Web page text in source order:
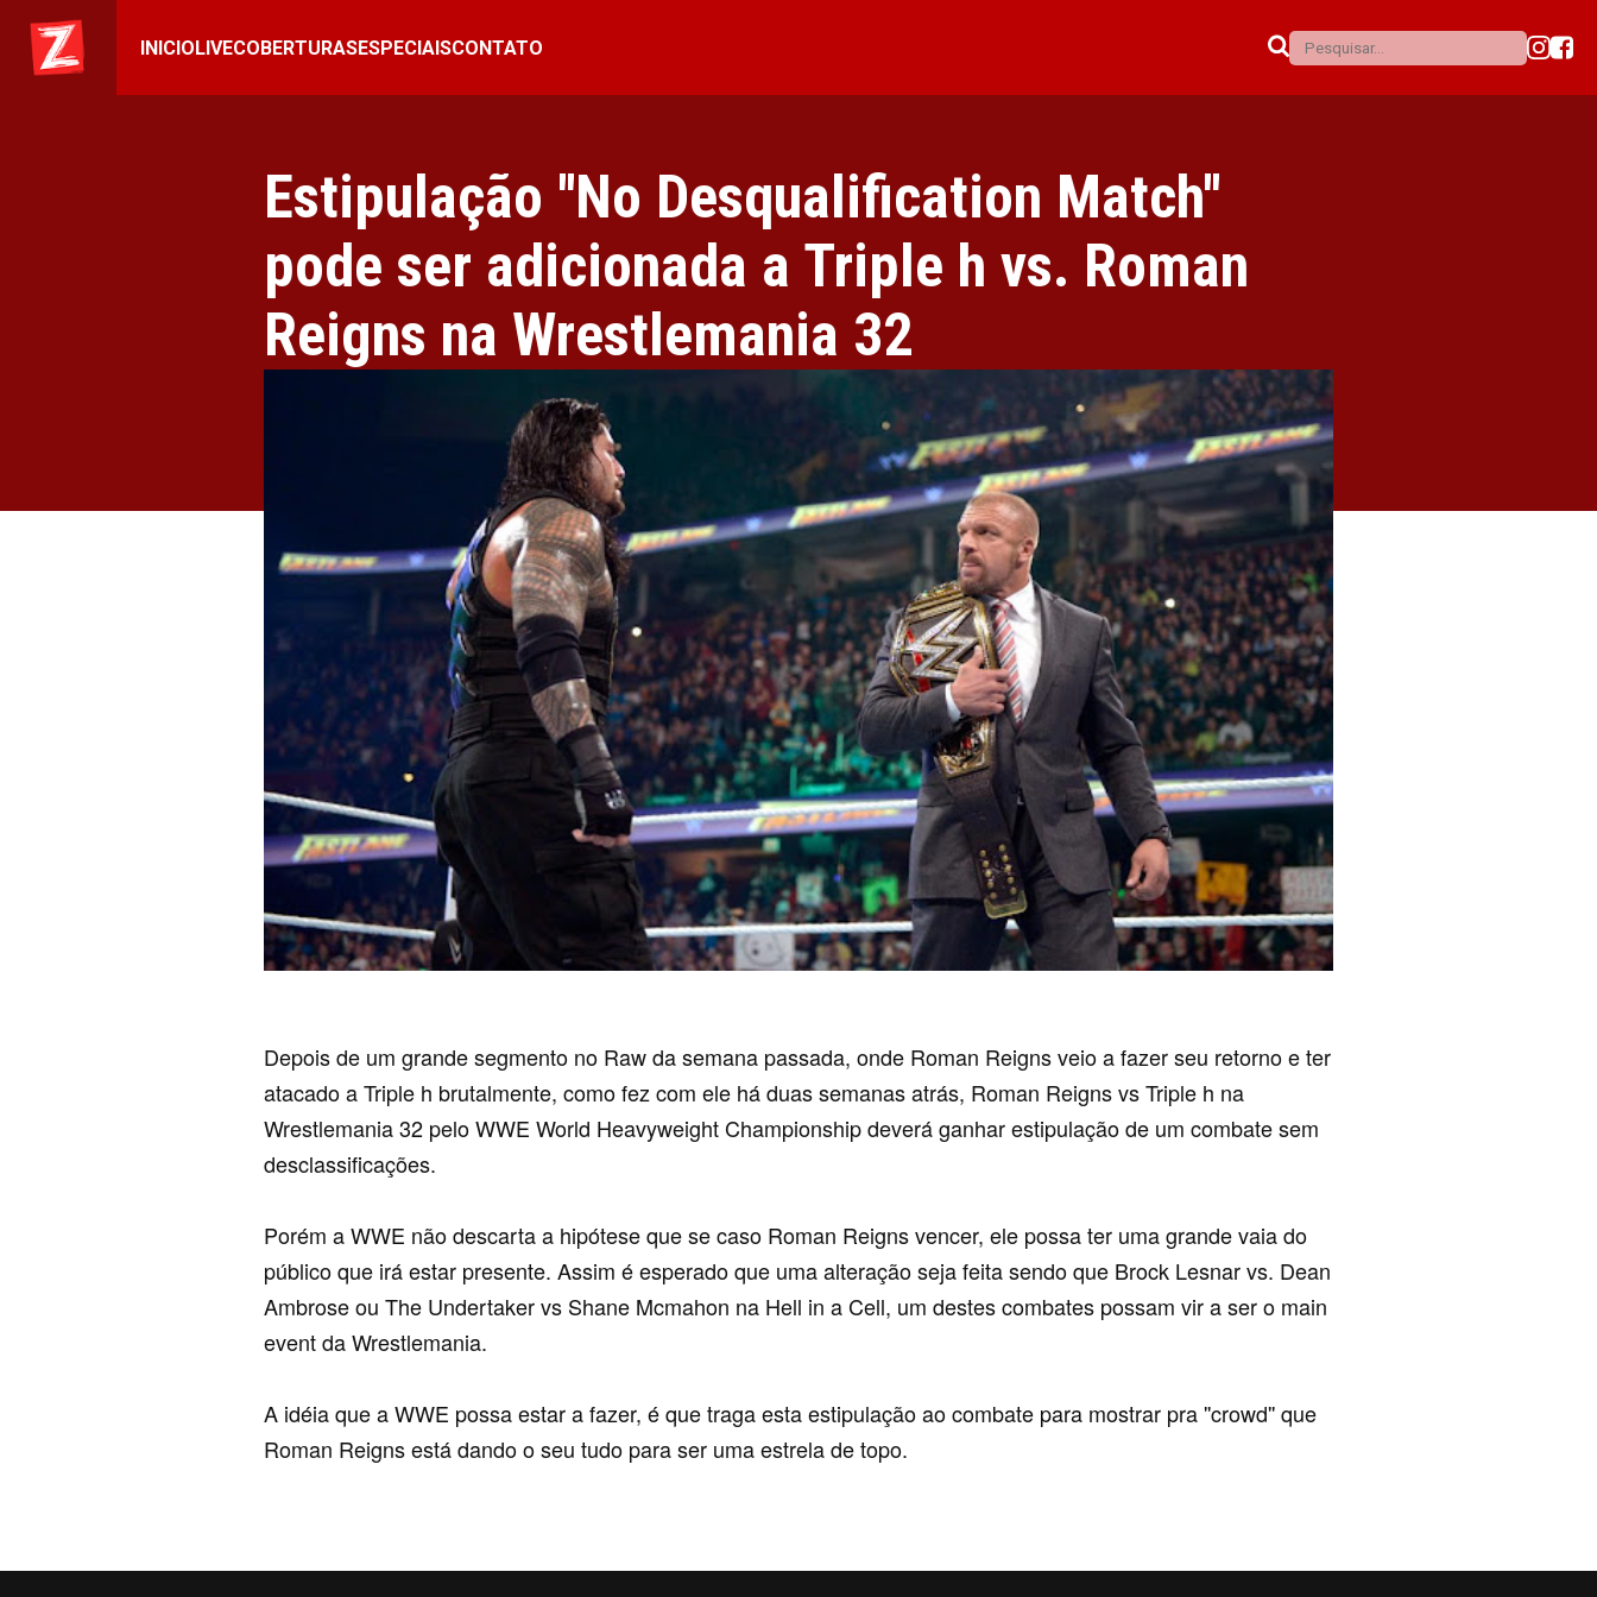
INICIOLIVECOBERTURASESPECIAISCONTATO
Estipulação ''No Desqualification Match''
pode ser adicionada a Triple h vs. Roman
Reigns na Wrestlemania 32
Depois de um grande segmento no Raw da semana passada, onde Roman Reigns veio a fazer seu retorno e ter
atacado a Triple h brutalmente, como fez com ele há duas semanas atrás, Roman Reigns vs Triple h na
Wrestlemania 32 pelo WWE World Heavyweight Championship deverá ganhar estipulação de um combate sem
desclassificações.
Porém a WWE não descarta a hipótese que se caso Roman Reigns vencer, ele possa ter uma grande vaia do
público que irá estar presente. Assim é esperado que uma alteração seja feita sendo que Brock Lesnar vs. Dean
Ambrose ou The Undertaker vs Shane Mcmahon na Hell in a Cell, um destes combates possam vir a ser o main
event da Wrestlemania.
A idéia que a WWE possa estar a fazer, é que traga esta estipulação ao combate para mostrar pra ''crowd'' que
Roman Reigns está dando o seu tudo para ser uma estrela de topo.